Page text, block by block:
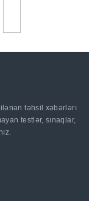
təhsil xəbərlərı
testlər, sınaqlar,